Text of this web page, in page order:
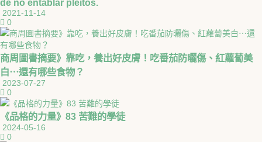
de no entablar pleitos.
2021-11-14
0
商周圖書摘要》靠吃，養出好皮膚！吃番茄防曬傷、紅蘿蔔美
白⋯還有哪些食物？
2023-07-27
0
《品格的力量》83 苦難的學徒
2024-05-16
0